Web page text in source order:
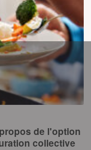
de l'option
collective